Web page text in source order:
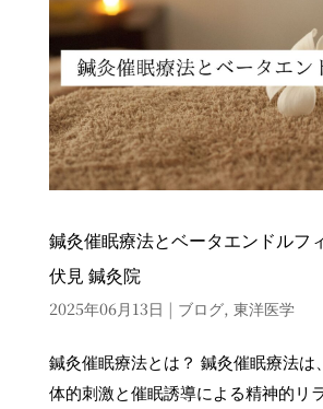
鍼灸催眠療法とベータエンドルフ
伏見 鍼灸院
2025年06月13日 | ブログ, 東洋医学
鍼灸催眠療法とは？ 鍼灸催眠療法は
体的刺激と催眠誘導による精神的リ